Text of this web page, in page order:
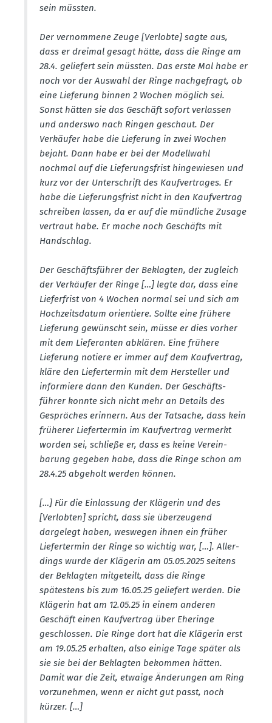
sein müssten.
Der vernommene Zeuge [Verlobte] sagte aus,
dass er dreimal gesagt hätte, dass die Ringe am
28.4. geliefert sein müssten. Das erste Mal habe er
noch vor der Auswahl der Ringe nachge­fragt, ob
eine Lieferung binnen 2 Wochen möglich sei.
Sonst hätten sie das Geschäft sofort verlassen
und anderswo nach Ringen geschaut. Der
Verkäufer habe die Lieferung in zwei Wochen
bejaht. Dann habe er bei der Modellwahl
nochmal auf die Liefe­rungs­frist hinge­wiesen und
kurz vor der Unter­schrift des Kaufver­trages. Er
habe die Liefe­rungs­frist nicht in den Kaufvertrag
schreiben lassen, da er auf die mündliche Zusage
vertraut habe. Er mache noch Geschäfts mit
Handschlag.
Der Geschäfts­führer der Beklagten, der zugleich
der Verkäufer der Ringe […] legte dar, dass eine
Liefer­frist von 4 Wochen normal sei und sich am
Hochzeits­datum orien­tiere. Sollte eine frühere
Lieferung gewünscht sein, müsse er dies vorher
mit dem Liefe­ranten abklären. Eine frühere
Lieferung notiere er immer auf dem Kaufvertrag,
kläre den Liefer­termin mit dem Hersteller und
infor­miere dann den Kunden. Der Geschäfts­
führer konnte sich nicht mehr an Details des
Gespräches erinnern. Aus der Tatsache, dass kein
früherer Liefer­termin im Kaufvertrag vermerkt
worden sei, schließe er, dass es keine Verein­
barung gegeben habe, dass die Ringe schon am
28.4.25 abgeholt werden können.
[…] Für die Einlassung der Klägerin und des
[Verlobten] spricht, dass sie überzeugend
dargelegt haben, weswegen ihnen ein früher
Liefer­termin der Ringe so wichtig war, […]. Aller­
dings wurde der Klägerin am 05.05.2025 seitens
der Beklagten mitge­teilt, dass die Ringe
spätestens bis zum 16.05.25 geliefert werden. Die
Klägerin hat am 12.05.25 in einem anderen
Geschäft einen Kaufvertrag über Eheringe
geschlossen. Die Ringe dort hat die Klägerin erst
am 19.05.25 erhalten, also einige Tage später als
sie sie bei der Beklagten bekommen hätten.
Damit war die Zeit, etwaige Änderungen am Ring
vorzu­nehmen, wenn er nicht gut passt, noch
kürzer. […]